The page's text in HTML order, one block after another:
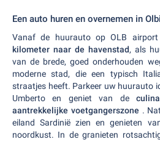
Een auto huren en overnemen in
Vanaf de huurauto op OLB
kilometer naar de havenstad, als
van de brede, goed onderhouden
moderne stad, die een typisch
straatjes heeft. Parkeer uw huurauto
Umberto en geniet van de
aantrekkelijke voetgangerszone .
eiland Sardinië zien en genieten
noordkust. In de granieten